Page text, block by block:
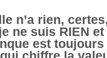
n’a rien,
ne suis RIEN et
est